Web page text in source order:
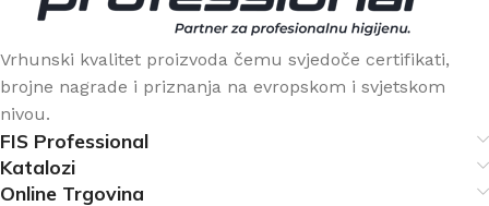
Vrhunski kvalitet proizvoda čemu svjedoče certifikati,
brojne nagrade i priznanja na evropskom i svjetskom
nivou.
FIS Professional
Katalozi
Online Trgovina